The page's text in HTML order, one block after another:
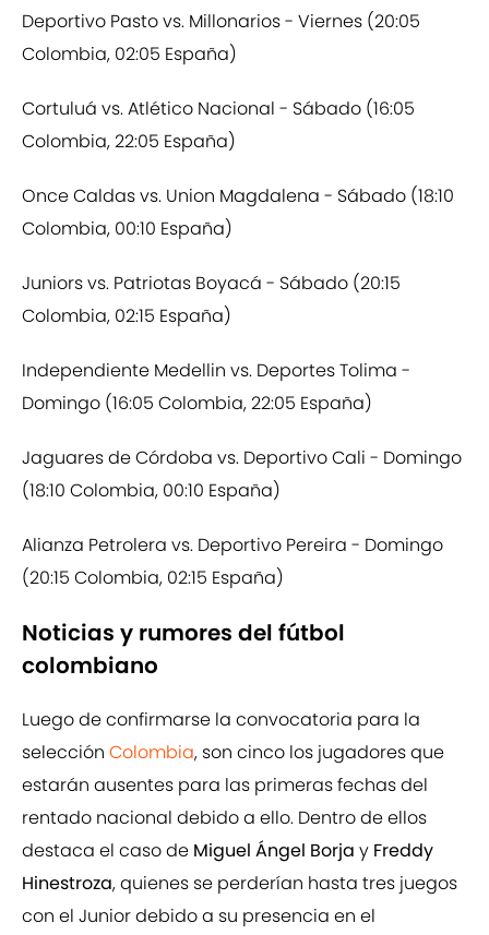
Deportivo Pasto vs. Millonarios - Viernes (20:05
Colombia, 02:05 España)
Cortuluá vs. Atlético Nacional - Sábado (16:05
Colombia, 22:05 España)
Once Caldas vs. Union Magdalena - Sábado (18:10
Colombia, 00:10 España)
Juniors vs. Patriotas Boyacá - Sábado (20:15
Colombia, 02:15 España)
Independiente Medellin vs. Deportes Tolima -
Domingo (16:05 Colombia, 22:05 España)
Jaguares de Córdoba vs. Deportivo Cali - Domingo
(18:10 Colombia, 00:10 España)
Alianza Petrolera vs. Deportivo Pereira - Domingo
(20:15 Colombia, 02:15 España)
Noticias y rumores del fútbol
colombiano
Luego de confirmarse la convocatoria para la
selección Colombia, son cinco los jugadores que
estarán ausentes para las primeras fechas del
rentado nacional debido a ello. Dentro de ellos
destaca el caso de Miguel Ángel Borja y Freddy
Hinestroza, quienes se perderían hasta tres juegos
con el Junior debido a su presencia en el